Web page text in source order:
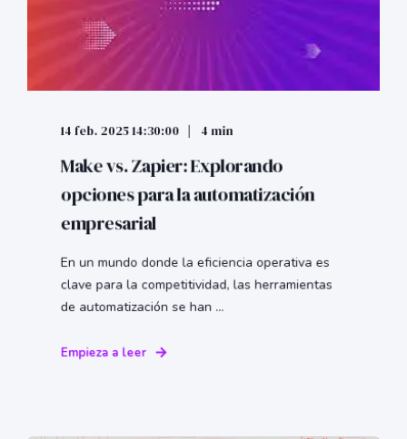
14 feb. 2025 14:30:00 4 min
Make vs. Zapier: Explorando
opciones para la automatización
empresarial
En un mundo donde la eficiencia operativa es
clave para la competitividad, las herramientas
de automatización se han ...
Empieza a leer